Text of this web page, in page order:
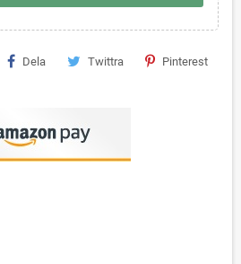
Dela Twittra Pinterest